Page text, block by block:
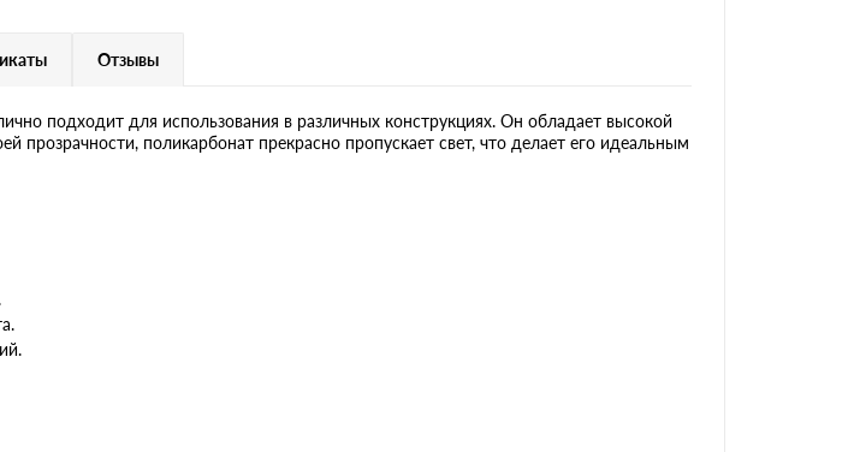
Отзывы
подходит для использования в различных конструкциях. Он обладает высокой
прозрачности, поликарбонат прекрасно пропускает свет, что делает его идеальным